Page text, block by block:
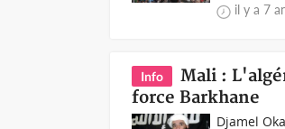
il y a 7
Info
Mali :
force Barkhane
Djamel